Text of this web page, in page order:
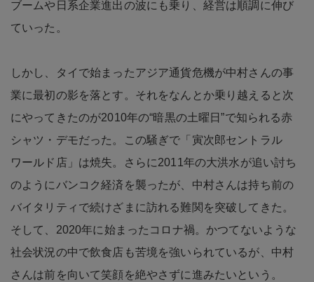
ブームや日系企業進出の波にも乗り、経営は順調に伸び
ていった。
しかし、タイで始まったアジア通貨危機が中村さんの事
業に最初の影を落とす。それをなんとか乗り越えると次
にやってきたのが2010年の“暗黒の土曜日”で知られる赤
シャツ・デモだった。この騒ぎで「寅次郎セントラル
ワールド店」は焼失。さらに2011年の大洪水が追い討ち
のようにバンコク経済を襲ったが、中村さんは持ち前の
バイタリティで続けざまに訪れる難関を突破してきた。
そして、2020年に始まったコロナ禍。かつてないような
社会状況の中で飲食店も苦境を強いられているが、中村
さんは前を向いて笑顔を絶やさずに進みたいという。